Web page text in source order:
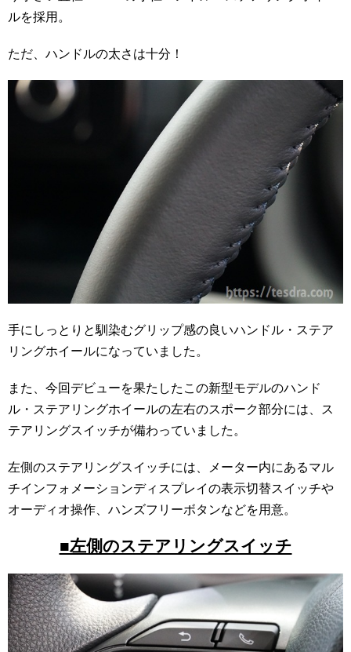
ルを採用。
ただ、ハンドルの太さは十分！
手にしっとりと馴染むグリップ感の良いハンドル・ステア
リングホイールになっていました。
また、今回デビューを果たしたこの新型モデルのハンド
ル・ステアリングホイールの左右のスポーク部分には、ス
テアリングスイッチが備わっていました。
左側のステアリングスイッチには、メーター内にあるマル
チインフォメーションディスプレイの表示切替スイッチや
オーディオ操作、ハンズフリーボタンなどを用意。
■左側のステアリングスイッチ